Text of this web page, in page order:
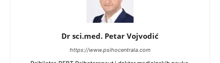
Dr sci.med. Petar Vojvodić
https://www.psihocentrala.com